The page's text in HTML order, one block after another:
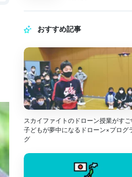
おすすめ記事
スカイファイトのドローン授業がすご
子どもが夢中になるドローン×プログ
グ